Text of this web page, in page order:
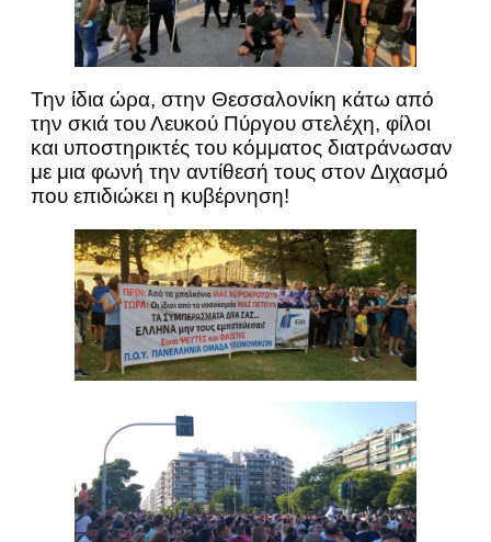
Την ίδια ώρα, στην Θεσσαλονίκη κάτω από
την σκιά του Λευκού Πύργου στελέχη, φίλοι
και υποστηρικτές του κόμματος διατράνωσαν
με μια φωνή την αντίθεσή τους στον Διχασμό
που επιδιώκει η κυβέρνηση!